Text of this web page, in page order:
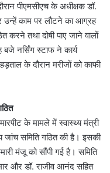
पीएमसीएच के अधीक्षक डॉ.
उन्हें काम पर लौटने का आग्रह
करने तथा दोषी पाए जाने वालों
नर्सिंग स्टाफ ने कार्य
के दौरान मरीजों को काफी
के मामले में स्वास्थ्य मंत्री
समिति गठित की है। इसकी
मंजू को सौंपी गई है। समिति
और डॉ. राजीव आनंद सहित